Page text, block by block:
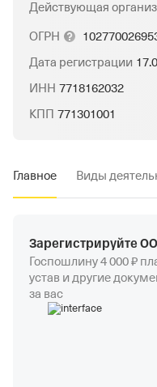
Действующая
ОГРН
Дата регистрации
ИНН 7718162032
КПП 771301001
Главное Виды
Зарегистрируйте
Госпошлину 4 000 ₽
устав и другие
за вас